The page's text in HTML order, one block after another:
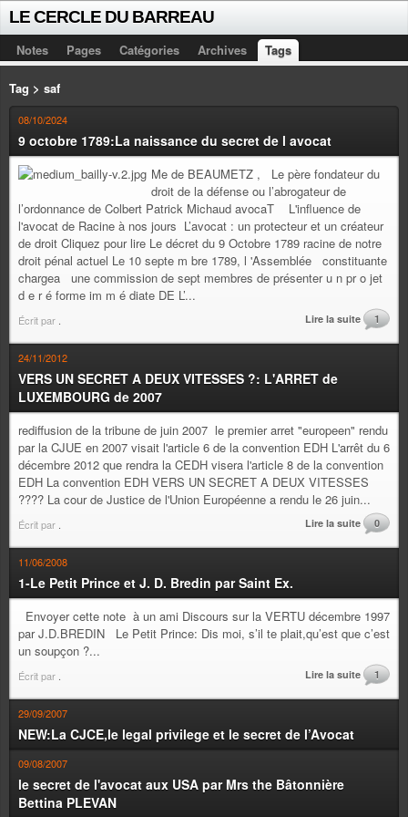
LE CERCLE DU BARREAU
Notes Pages Catégories Archives Tags
Tag > saf
08/10/2024
9 octobre 1789:La naissance du secret de l avocat
Me de BEAUMETZ , Le père fondateur du
droit de la défense ou l’abrogateur de
l’ordonnance de Colbert Patrick Michaud avocaT L'influence de
l'avocat de Racine à nos jours L’avocat : un protecteur et un créateur
de droit Cliquez pour lire Le décret du 9 Octobre 1789 racine de notre
droit pénal actuel Le 10 septe m bre 1789, l 'Assemblée constituante
chargea une commission de sept membres de présenter u n pr o jet
d e r é forme im m é diate DE L’...
Écrit par Lire la suite 1
24/11/2012
VERS UN SECRET A DEUX VITESSES ?: L'ARRET de
LUXEMBOURG de 2007
rediffusion de la tribune de juin 2007 le premier arret "europeen" rendu
par la CJUE en 2007 visait l'article 6 de la convention EDH L'arrêt du 6
décembre 2012 que rendra la CEDH visera l'article 8 de la convention
EDH La convention EDH VERS UN SECRET A DEUX VITESSES
???? La cour de Justice de l'Union Européenne a rendu le 26 juin...
Écrit par Lire la suite 0
11/06/2008
1-Le Petit Prince et J. D. Bredin par Saint Ex.
Envoyer cette note à un ami Discours sur la VERTU décembre 1997
par J.D.BREDIN Le Petit Prince: Dis moi, s’il te plait,qu’est que c’est
un soupçon ?...
Écrit par Lire la suite 1
29/09/2007
NEW:La CJCE,le legal privilege et le secret de l’Avocat
09/08/2007
le secret de l'avocat aux USA par Mrs the Bâtonnière
Bettina PLEVAN